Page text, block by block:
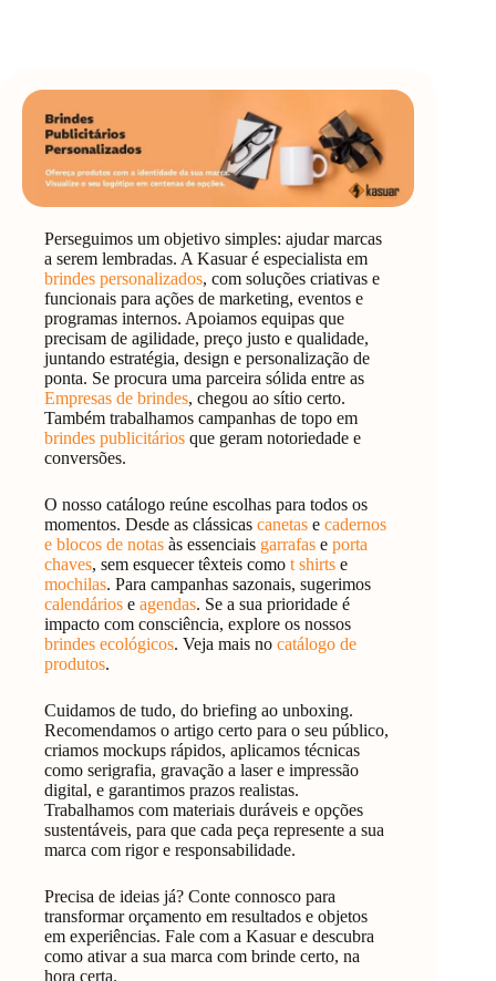
Perseguimos um objetivo simples: ajudar marcas
a serem lembradas. A Kasuar é especialista em
brindes personalizados, com soluções criativas e
funcionais para ações de marketing, eventos e
programas internos. Apoiamos equipas que
precisam de agilidade, preço justo e qualidade,
juntando estratégia, design e personalização de
ponta. Se procura uma parceira sólida entre as
Empresas de brindes, chegou ao sítio certo.
Também trabalhamos campanhas de topo em
brindes publicitários que geram notoriedade e
conversões.
O nosso catálogo reúne escolhas para todos os
momentos. Desde as clássicas canetas e cadernos
e blocos de notas às essenciais garrafas e porta
chaves, sem esquecer têxteis como t shirts e
mochilas. Para campanhas sazonais, sugerimos
calendários e agendas. Se a sua prioridade é
impacto com consciência, explore os nossos
brindes ecológicos. Veja mais no catálogo de
produtos.
Cuidamos de tudo, do briefing ao unboxing.
Recomendamos o artigo certo para o seu público,
criamos mockups rápidos, aplicamos técnicas
como serigrafia, gravação a laser e impressão
digital, e garantimos prazos realistas.
Trabalhamos com materiais duráveis e opções
sustentáveis, para que cada peça represente a sua
marca com rigor e responsabilidade.
Precisa de ideias já? Conte connosco para
transformar orçamento em resultados e objetos
em experiências. Fale com a Kasuar e descubra
como ativar a sua marca com brinde certo, na
hora certa.